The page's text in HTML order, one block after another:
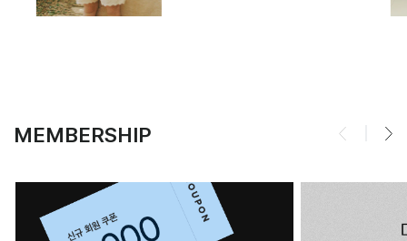
MEMBERSHIP